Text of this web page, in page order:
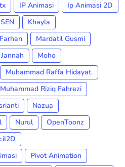
IP Animasi
Ip Animasi 2D
Khayla
Mardatil Gusmi
Moho
Muhammad Raffa Hidayat.
Muhammad Riziq Fahrezi
Nazua
Nurul
OpenToonz
Pivot Animation